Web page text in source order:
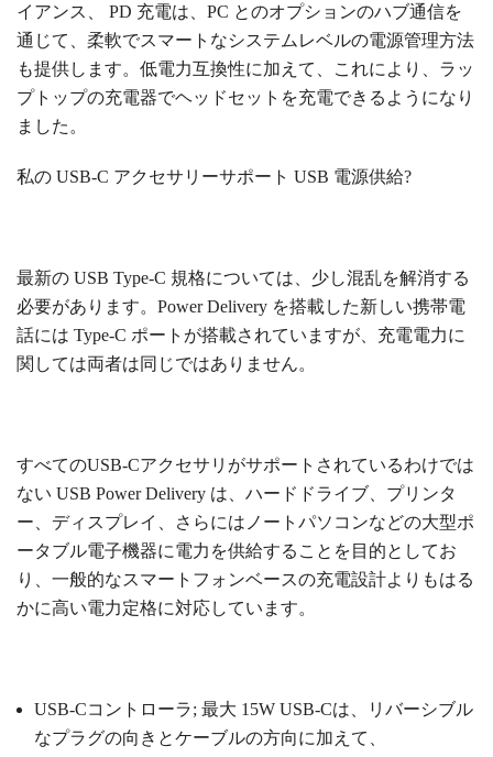
イアンス、
PD 充電は、PC とのオプションのハブ通信を
通じて、柔軟でスマートなシステムレベルの電源管理方法
も提供します。低電力互換性に加えて、これにより、ラッ
プトップの充電器でヘッドセットを充電できるようになり
ました。
私の USB-C アクセサリーサポート USB 電源供給?
最新の USB Type-C 規格については、少し混乱を解消する
必要があります。Power Delivery を搭載した新しい携帯電
話には Type-C ポートが搭載されていますが、充電電力に
関しては両者は同じではありません。
すべてのUSB-Cアクセサリがサポートされているわけでは
ない USB Power Delivery は、ハードドライブ、プリンタ
ー、ディスプレイ、さらにはノートパソコンなどの大型ポ
ータブル電子機器に電力を供給することを目的としてお
り、一般的なスマートフォンベースの充電設計よりもはる
かに高い電力定格に対応しています。
USB-Cコントローラ; 最大 15W USB-Cは、リバーシブル
なプラグの向きとケーブルの方向に加えて、